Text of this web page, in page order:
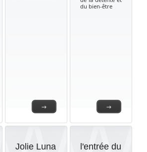
→
→
du bien-être
Jolie Luna
l'entrée du